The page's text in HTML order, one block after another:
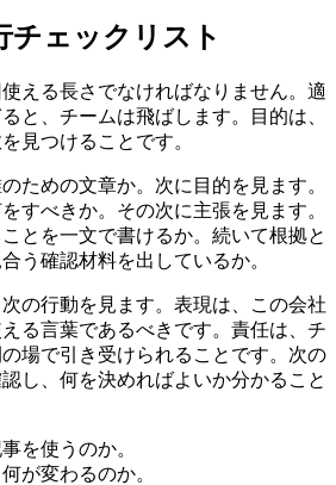
チェックリスト
える長さでなければなりません。適
と、チームは飛ばします。目的は、
見つけることです。
ための文章か。次に目的を見ます。
すべきか。その次に主張を見ます。
とを一文で書けるか。続いて根拠と
う確認材料を出しているか。
の行動を見ます。表現は、この会社
る言葉であるべきです。責任は、チ
場で引き受けられることです。次の
し、何を決めればよいか分かること
を使うのか。
が変わるのか。